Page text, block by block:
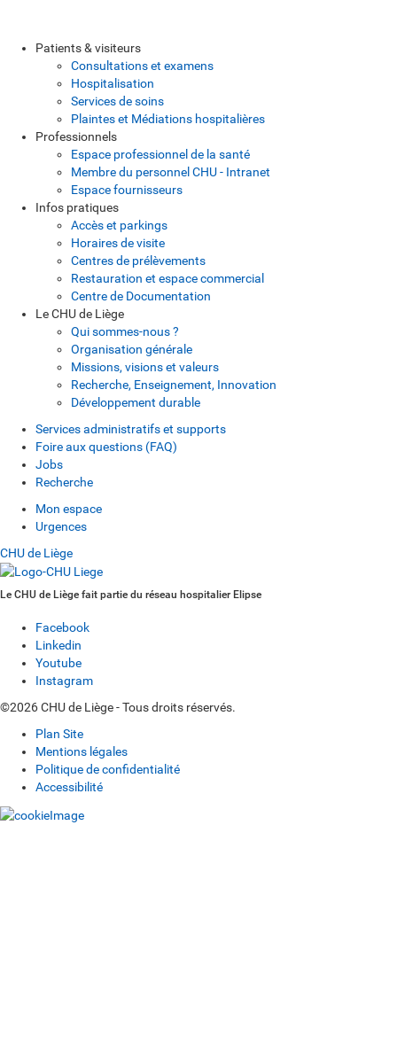
Patients & visiteurs
Consultations et examens
Hospitalisation
Services de soins
Plaintes et Médiations hospitalières
Professionnels
Espace professionnel de la santé
Membre du personnel CHU - Intranet
Espace fournisseurs
Infos pratiques
Accès et parkings
Horaires de visite
Centres de prélèvements
Restauration et espace commercial
Centre de Documentation
Le CHU de Liège
Qui sommes-nous ?
Organisation générale
Missions, visions et valeurs
Recherche, Enseignement, Innovation
Développement durable
Services administratifs et supports
Foire aux questions (FAQ)
Jobs
Recherche
Mon espace
Urgences
CHU de Liège
Le CHU de Liège fait partie du réseau hospitalier Elipse
Facebook
Linkedin
Youtube
Instagram
©2026 CHU de Liège - Tous droits réservés.
Plan Site
Mentions légales
Politique de confidentialité
Accessibilité